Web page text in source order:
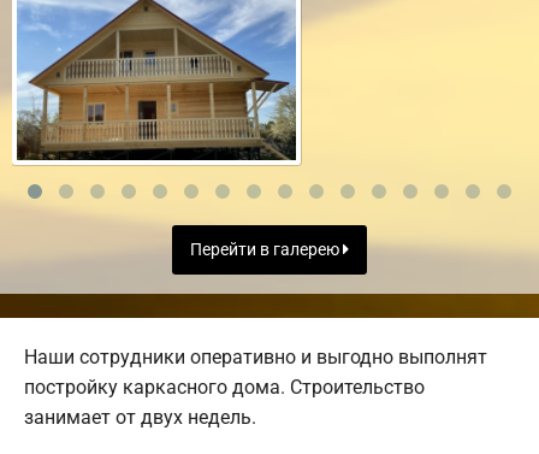
Перейти в галерею
Наши сотрудники оперативно и выгодно выполнят
постройку каркасного дома. Строительство
занимает от двух недель.